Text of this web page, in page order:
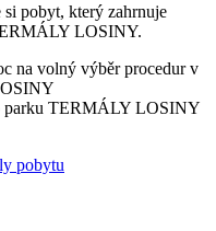
si pobyt, který zahrnuje
LOSINY.
na volný výběr procedur v
parku TERMÁLY LOSINY
pobytu